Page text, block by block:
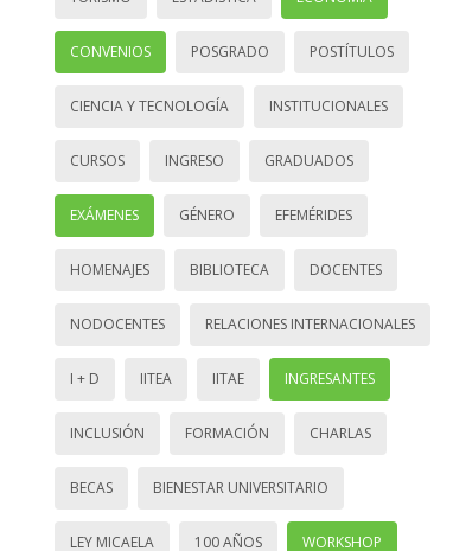
CONVENIOS POSGRADO POSTÍTULOS
CIENCIA Y TECNOLOGÍA INSTITUCIONALES
CURSOS INGRESO GRADUADOS
EXÁMENES GÉNERO EFEMÉRIDES
HOMENAJES BIBLIOTECA DOCENTES
NODOCENTES RELACIONES INTERNACIONALES
I + D IITEA IITAE INGRESANTES
INCLUSIÓN FORMACIÓN CHARLAS
BECAS BIENESTAR UNIVERSITARIO
LEY MICAELA 100 AÑOS WORKSHOP